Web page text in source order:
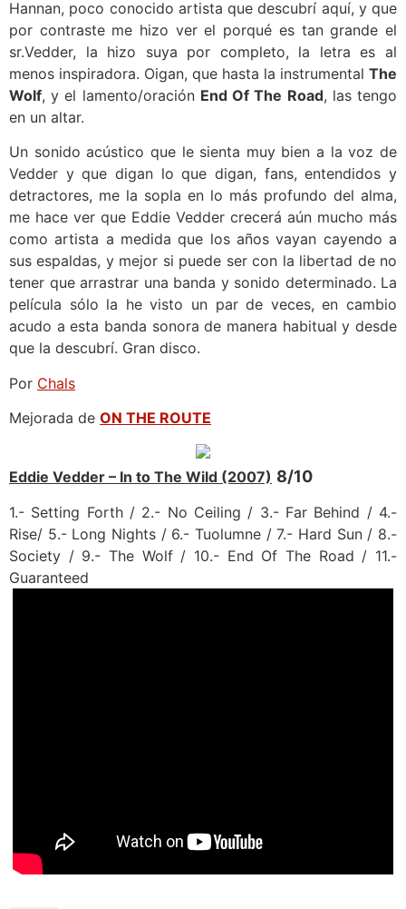
Hannan, poco conocido artista que descubrí aquí, y que
por contraste me hizo ver el porqué es tan grande el
sr.Vedder, la hizo suya por completo, la letra es al
menos inspiradora. Oigan, que hasta la instrumental The
Wolf, y el lamento/oración End Of The Road, las tengo
en un altar.
Un sonido acústico que le sienta muy bien a la voz de
Vedder y que digan lo que digan, fans, entendidos y
detractores, me la sopla en lo más profundo del alma,
me hace ver que Eddie Vedder crecerá aún mucho más
como artista a medida que los años vayan cayendo a
sus espaldas, y mejor si puede ser con la libertad de no
tener que arrastrar una banda y sonido determinado. La
película sólo la he visto un par de veces, en cambio
acudo a esta banda sonora de manera habitual y desde
que la descubrí. Gran disco.
Por Chals
Mejorada de ON THE ROUTE
Eddie Vedder – In to The Wild (2007) 8/10
1.- Setting Forth / 2.- No Ceiling / 3.- Far Behind / 4.-
Rise/ 5.- Long Nights / 6.- Tuolumne / 7.- Hard Sun / 8.-
Society / 9.- The Wolf / 10.- End Of The Road / 11.-
Guaranteed